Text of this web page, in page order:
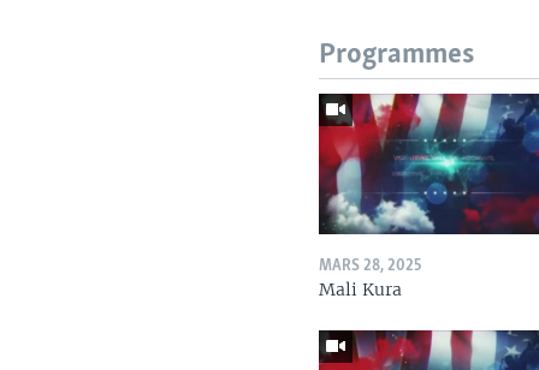
Programmes
MARS 28, 2025
Mali Kura